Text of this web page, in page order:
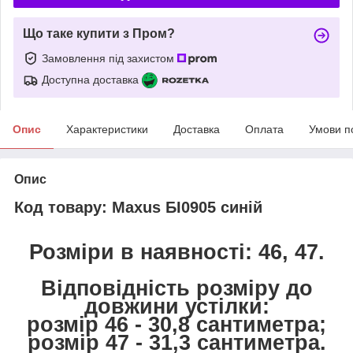
Що таке купити з Пром?
Замовлення під захистом
Доступна доставка
Опис Характеристики Доставка Оплата Умови
Опис
Код товару: Maxus БІ0905 синій
Розміри в наявності: 46, 47.
Відповідність розміру до
довжини устілки:
розмір 46 - 30,8 сантиметра;
розмір 47 - 31,3 сантиметра.